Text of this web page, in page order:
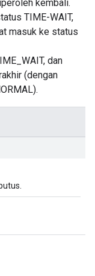
kembali.
TIME-WAIT,
masuk ke status
dan
(dengan